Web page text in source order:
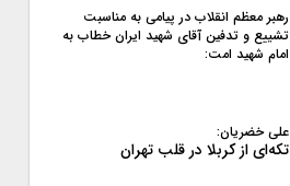
رهبر معظم انقلاب در پیامی به‌ مناسبت
تشییع و تدفین آقای شهید ایران خطاب به
امام شهید امت:
علی خضریان:
تکه‌ای از کربلا در قلب تهران